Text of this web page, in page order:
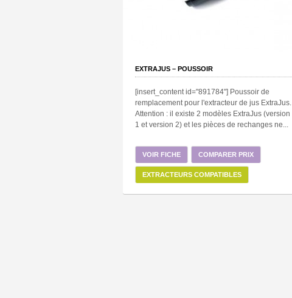
EXTRAJUS – POUSSOIR
[insert_content id="891784"] Poussoir de
remplacement pour l'extracteur de jus ExtraJus.
Attention : il existe 2 modèles ExtraJus (version
1 et version 2) et les pièces de rechanges ne...
VOIR FICHE COMPARER PRIX
EXTRACTEURS COMPATIBLES